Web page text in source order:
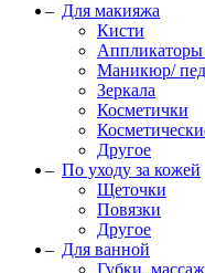
Для макияжа
Кисти
Маникюр/
Зеркала
Косметички
Другое
По уходу за кожей
Щеточки
Повязки
Другое
Для ванной
Губки,